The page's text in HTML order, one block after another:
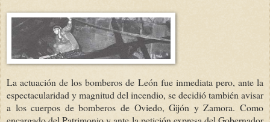
La actuación de los bomberos de León fue inmediata pero, ante la
espectacularidad y magnitud del incendio, se decidió también avisar
a los cuerpos de bomberos de Oviedo, Gijón y Zamora. Como